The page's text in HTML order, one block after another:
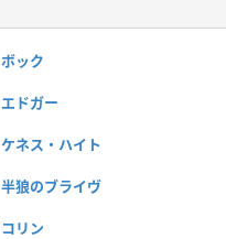
ボック
エドガー
ケネス・ハイト
半狼のブライヴ
コリン